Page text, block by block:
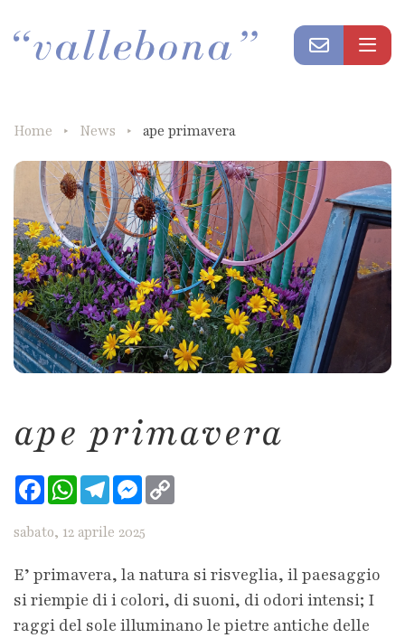
Home News ape primavera
ape primavera
FacebookWhatsApp
TelegramMessenger
sabato, 12 aprile 2025
E’ primavera, la natura si risveglia, il paesaggio
si riempie di i colori, di suoni, di odori intensi; I
raggi del sole illuminano le pietre antiche delle